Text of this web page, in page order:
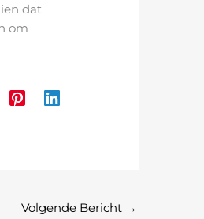
dat
om
Volgende Bericht →